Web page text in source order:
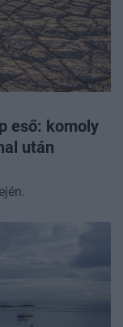
eső: komoly
után